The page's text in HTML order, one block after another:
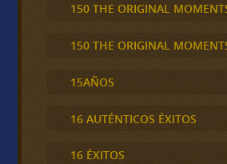
150 THE ORIGINAL
150 THE ORIGINAL
15AÑOS
16 AUTÉNTICOS ÉXITOS
16 ÉXITOS